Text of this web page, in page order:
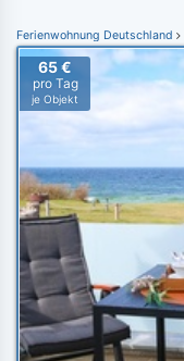
Ferienwohnung Deutschland
65 €
pro Tag
je Objekt